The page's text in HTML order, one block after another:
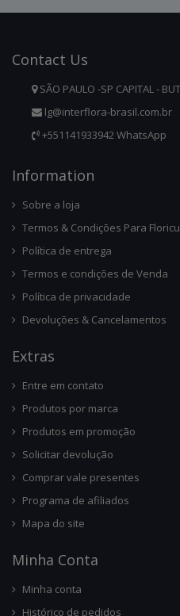
Contact Us
SÃO PAULO -SP CAPITAL -
lg@interflora-brasil.com.br
+551141933942 WhatsApp
InforMation
Sobre a loja
Termos & Condições Para
Política de entrega
Termos e condições de Venda
Política de privacidade
Devoluções & Cancelamentos
ExtRas
Entre em contato
Produtos por marca
Produtos em promoção
Solicitar devolução
Comprar vale presentes
Programa de afiliados
Mapa do site
Minha Conta
Minha conta
Histórico de pedidos